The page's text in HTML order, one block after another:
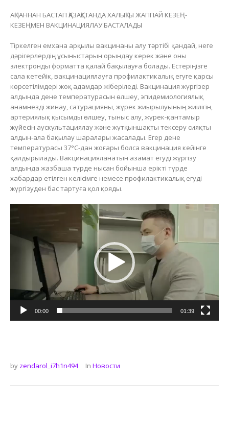
АҚПАННАН БАСТАП ҚАЗАҚСТАНДА ХАЛЫҚТЫ ЖАППАЙ КЕЗЕҢ-
КЕЗЕҢМЕН ВАКЦИНАЦИЯЛАУ БАСТАЛАДЫ
Тіркелген емхана арқылы вакцинаны алу тәртібі қандай, неге
дәрігерлердің ұсыныстарын орындау керек және оны
электронды форматта қалай бақылауға болады. Естеріңізге
сала кетейік, вакцинациялауға профилактикалық егуге қарсы
көрсетілімдері жоқ адамдар жіберіледі. Вакцинация жүргізер
алдында дене температурасын өлшеу, эпидемиологиялық
анамнезді жинау, сатурацияны, жүрек жиырылуының жиілігін,
артериялық қысымды өлшеу, тыныс алу, жүрек-қантамыр
жүйесін аускультациялау және жұтқыншақты тексеру сияқты
алдын-ала бақылау шаралары жасалады. Егер дене
температурасы 37°C-дан жоғары болса вакцинация кейінге
қалдырылады. Вакцинацияланатын азамат егуді жүргізу
алдында жазбаша түрде нысан бойынша ерікті түрде
хабардар етілген келісімге немесе профилактикалық егуді
жүргізуден бас тартуға қол қояды.
00:00 01:39
by zendarol_i7h1n494 In Новости